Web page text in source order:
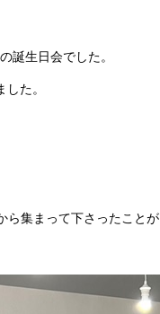
誕生日会でした。
た。
ら集まって下さったことが